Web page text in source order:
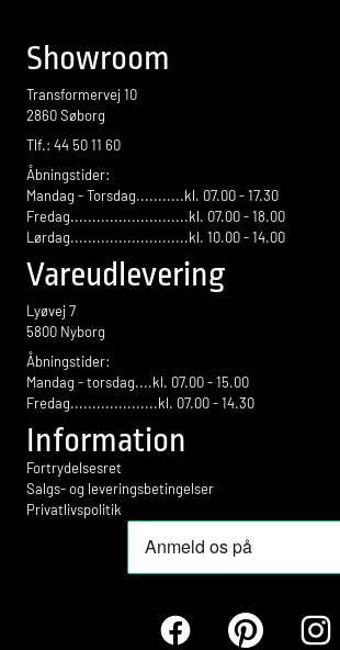
Showroom
Transformervej 10
2860 Søborg
Tlf.: 44 50 11 60
Åbningstider:
Mandag - Torsdag...........kl. 07.00 - 17.30
Fredag...........................kl. 07.00 - 18.00
Lørdag...........................kl. 10.00 - 14.00
Vareudlevering
Lyøvej 7
5800 Nyborg
Åbningstider:
Mandag - torsdag....kl. 07.00 - 15.00
Fredag....................kl. 07.00 - 14.30
Information
Fortrydelsesret
Salgs- og leveringsbetingelser
Privatlivspolitik